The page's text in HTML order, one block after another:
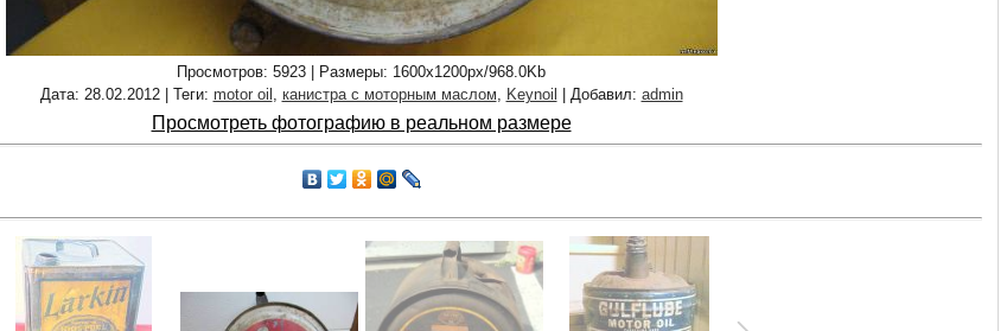
Просмотров: 5923 | Размеры: 1600x1200px/968.0Kb
Дата: 28.02.2012 | Теги: motor oil , канистра с моторным маслом, Keynoil Добавил: admin
Просмотреть фотографию в реальном размере